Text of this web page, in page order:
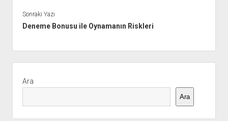
Sonraki Yazı
Deneme Bonusu ile Oynamanın Riskleri
Menü
Ara
Ara